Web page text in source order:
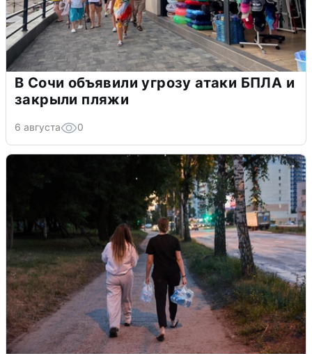
В Сочи объявили угрозу атаки БПЛА и
закрыли пляжи
6 августа 0